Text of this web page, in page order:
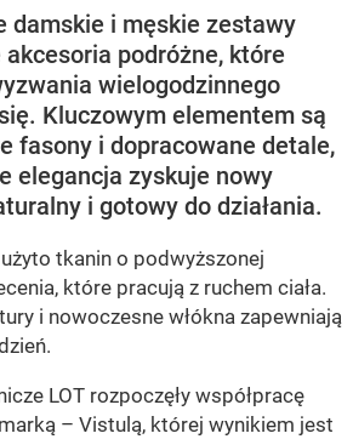
damskie i męskie zestawy
podróżne, które
wielogodzinnego
Kluczowym elementem są
fasony i dopracowane detale,
elegancja zyskuje nowy
i gotowy do działania.
tkanin o podwyższonej
które pracują z ruchem ciała.
i nowoczesne włókna zapewniają
LOT rozpoczęły współpracę
– Vistulą, której wynikiem jest